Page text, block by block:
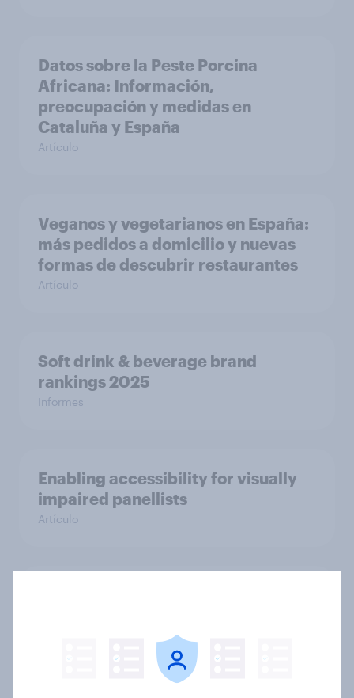
Datos sobre la Peste Porcina
Africana: Información,
preocupación y medidas en
Cataluña y España
Artículo
Veganos y vegetarianos en España:
más pedidos a domicilio y nuevas
formas de descubrir restaurantes
Artículo
Soft drink & beverage brand
rankings 2025
Informes
Enabling accessibility for visually
impaired panellists
Artículo